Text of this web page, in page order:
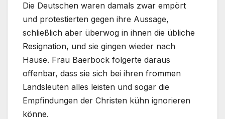
Die Deutschen waren damals zwar empört
und protestierten gegen ihre Aussage,
schließlich aber überwog in ihnen die übliche
Resignation, und sie gingen wieder nach
Hause. Frau Baerbock folgerte daraus
offenbar, dass sie sich bei ihren frommen
Landsleuten alles leisten und sogar die
Empfindungen der Christen kühn ignorieren
könne.